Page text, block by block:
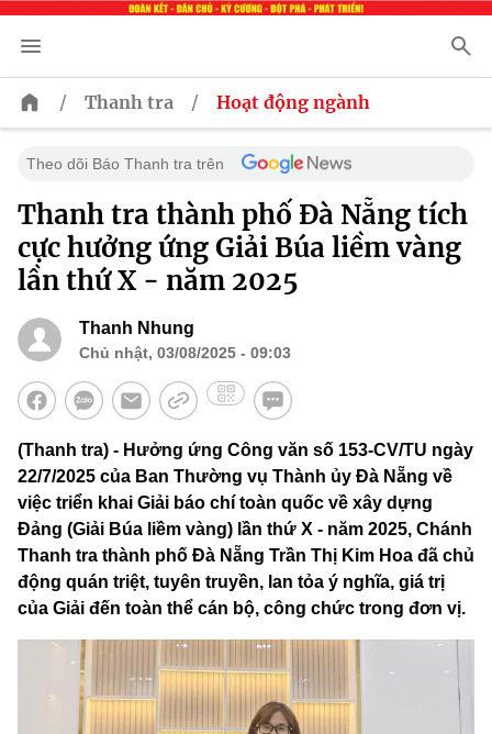
/ Thanh tra / Hoạt động ngành
Theo dõi Báo Thanh tra trên
Thanh tra thành phố Đà Nẵng tích
cực hưởng ứng Giải Búa liềm vàng
lần thứ X - năm 2025
Thanh Nhung
Chủ nhật, 03/08/2025 - 09:03
(Thanh tra) - Hưởng ứng Công văn số 153-CV/TU ngày
22/7/2025 của Ban Thường vụ Thành ủy Đà Nẵng về
việc triển khai Giải báo chí toàn quốc về xây dựng
Đảng (Giải Búa liềm vàng) lần thứ X - năm 2025, Chánh
Thanh tra thành phố Đà Nẵng Trần Thị Kim Hoa đã chủ
động quán triệt, tuyên truyền, lan tỏa ý nghĩa, giá trị
của Giải đến toàn thể cán bộ, công chức trong đơn vị.